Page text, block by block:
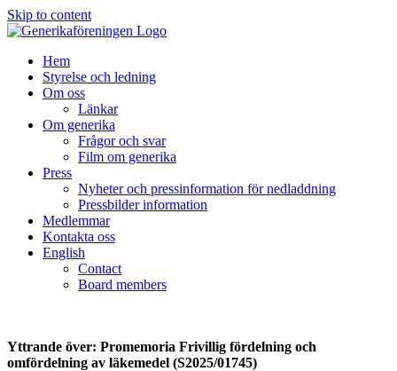
Skip to content
Hem
Styrelse och ledning
Om oss
Länkar
Om generika
Frågor och svar
Film om generika
Press
Nyheter och pressinformation för nedladdning
Pressbilder information
Medlemmar
Kontakta oss
English
Contact
Board members
Yttrande över: Promemoria Frivillig fördelning och
omfördelning av läkemedel (S2025/01745)